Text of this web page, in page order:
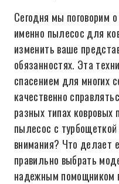
Сегодня мы поговорим
именно пылесос для
изменить ваше
обязанностях. Эта
спасением для многих
качественно
разных типах
пылесос с
внимания? Что делает
правильно выбрать
надежным помощником